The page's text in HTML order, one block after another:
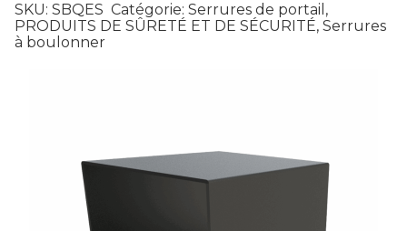
SKU: SBQES Catégorie: Serrures de portail,
PRODUITS DE SÛRETÉ ET DE SÉCURITÉ, Serrures
à boulonner